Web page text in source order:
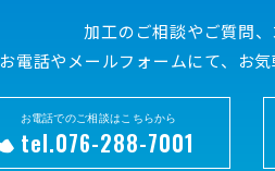
加工のご相談やご質問
お電話やメールフォームにて、お
お電話でのご相談はこちらから
tel.076-288-7001